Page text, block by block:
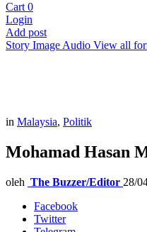
Cart 0
Login
Add post
Story Image Audio View all
in Malaysia, Politik
Mohamad Hasan
oleh The Buzzer/Editor 28/
Facebook
Twitter